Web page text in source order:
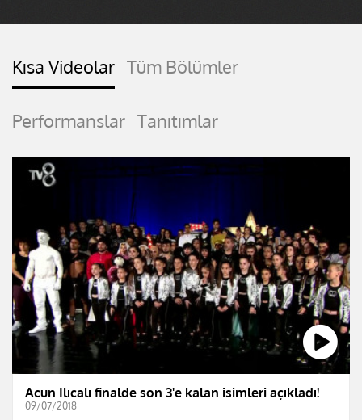
Kısa Videolar Tüm Bölümler
Performanslar Tanıtımlar
Acun Ilıcalı finalde son 3'e kalan isimleri açıkladı!
09/07/2018